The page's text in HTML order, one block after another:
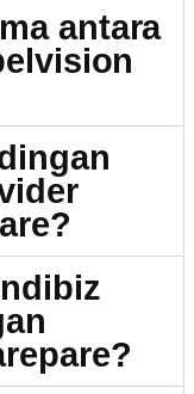
antara